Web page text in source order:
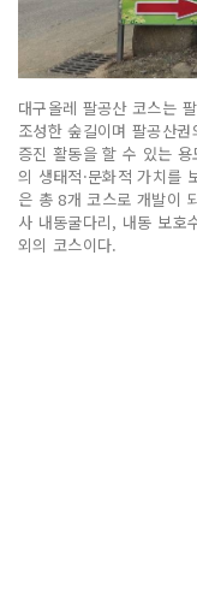
대구올레 팔공산 코스는
조성한 숲길이며 팔공산
증진 활동을 할 수 있는
의 생태적·문화적 가치를
은 총 8개 코스로 개발이
사 내동굴다리, 내동 보호
외의 코스이다.